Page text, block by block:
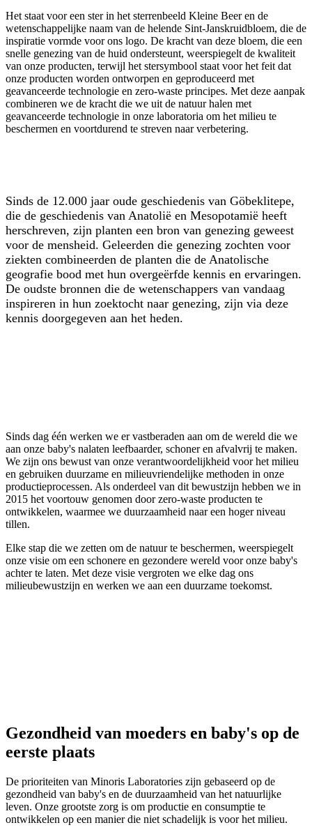
Het staat voor een ster in het sterrenbeeld Kleine Beer en de
wetenschappelijke naam van de helende Sint-Janskruidbloem, die de
inspiratie vormde voor ons logo. De kracht van deze bloem, die een
snelle genezing van de huid ondersteunt, weerspiegelt de kwaliteit
van onze producten, terwijl het stersymbool staat voor het feit dat
onze producten worden ontworpen en geproduceerd met
geavanceerde technologie en zero-waste principes. Met deze aanpak
combineren we de kracht die we uit de natuur halen met
geavanceerde technologie in onze laboratoria om het milieu te
beschermen en voortdurend te streven naar verbetering.
Sinds de 12.000 jaar oude geschiedenis van Göbeklitepe,
die de geschiedenis van Anatolië en Mesopotamië heeft
herschreven, zijn planten een bron van genezing geweest
voor de mensheid. Geleerden die genezing zochten voor
ziekten combineerden de planten die de Anatolische
geografie bood met hun overgeërfde kennis en ervaringen.
De oudste bronnen die de wetenschappers van vandaag
inspireren in hun zoektocht naar genezing, zijn via deze
kennis doorgegeven aan het heden.
Sinds dag één werken we er vastberaden aan om de wereld die we
aan onze baby's nalaten leefbaarder, schoner en afvalvrij te maken.
We zijn ons bewust van onze verantwoordelijkheid voor het milieu
en gebruiken duurzame en milieuvriendelijke methoden in onze
productieprocessen. Als onderdeel van dit bewustzijn hebben we in
2015 het voortouw genomen door zero-waste producten te
ontwikkelen, waarmee we duurzaamheid naar een hoger niveau
tillen.
Elke stap die we zetten om de natuur te beschermen, weerspiegelt
onze visie om een schonere en gezondere wereld voor onze baby's
achter te laten. Met deze visie vergroten we elke dag ons
milieubewustzijn en werken we aan een duurzame toekomst.
Gezondheid van moeders en baby's op de
eerste plaats
De prioriteiten van Minoris Laboratories zijn gebaseerd op de
gezondheid van baby's en de duurzaamheid van het natuurlijke
leven. Onze grootste zorg is om productie en consumptie te
ontwikkelen op een manier die niet schadelijk is voor het milieu.